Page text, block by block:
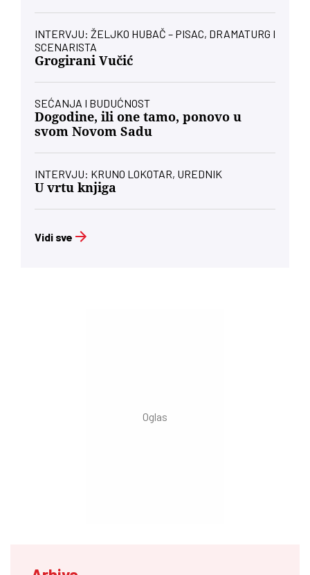
INTERVJU: ŽELJKO HUBAČ – PISAC, DRAMATURG I
SCENARISTA
Grogirani Vučić
SEĆANJA I BUDUĆNOST
Dogodine, ili one tamo, ponovo u
svom Novom Sadu
INTERVJU: KRUNO LOKOTAR, UREDNIK
U vrtu knjiga
Vidi sve